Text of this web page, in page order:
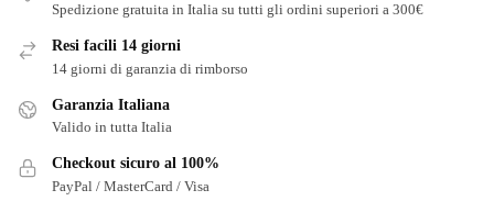
Spedizione gratuita in Italia su tutti gli ordini superiori a 300€
Resi facili 14 giorni
14 giorni di garanzia di rimborso
Garanzia Italiana
Valido in tutta Italia
Checkout sicuro al 100%
PayPal / MasterCard / Visa